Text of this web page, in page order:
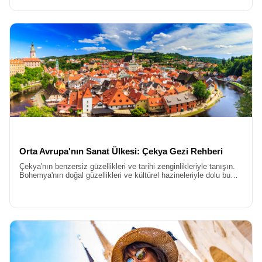
çıkarmaya başlayabilirsiniz.
Orta Avrupa: Viyana – Budapeşte - Prag Turu
Orta Avrupa denildiğinde akla gelen ilk üçlü, şüphesiz Viyana,
Budapeşte ve Prag’dır. Bu şehirler, tarih boyunca birbirleriyle
etkileşim halinde olmuş ancak karakterlerini korumayı başarmış
başkentlerdir.Viyana Budapeşte Prag Turu, imparatorlukların
ihtişamını, nehirlerin romantizmini ve gotik mimarinin gizemini tek
bir pakette sunar. Viyana’da Habsburg Hanedanı’nın izlerini
sürerken, Budapeşte’de Tuna Nehri’nin iki yakasındaki tezat
uyumu izler, Prag’da ise orta çağın bozulmamış dokusuna hayran
süre, o şehrin ruhunu anlamanız ve en önemli simgelerini
görmeniz için özenle ayarlanmıştır.
Rotanın başlangıç noktası değişse de heyecan aynı kalır. Bazı
bir giriş yapmak demektir. Altın Şehir veya Yüz Kuleli Şehir olarak
bilinen Prag, Kafka’nın melankolisi ve tarihi köprüleriyle sizi
hemen içine çeker. Ardından geçilen Viyana, düzeni ve asaletiyle
sizi büyülerken, son durak Budapeşte, eğlenceli gece hayatı ve
termal hamamlarıyla yorgunluğunuzu atmanızı sağlar.
Orta Avrupa'nın Sanat Ülkesi: Çekya Gezi Rehberi
Çekya'nın benzersiz güzellikleri ve tarihi zenginlikleriyle tanışın.
Bohemya'nın doğal güzellikleri ve kültürel hazineleriyle dolu bu